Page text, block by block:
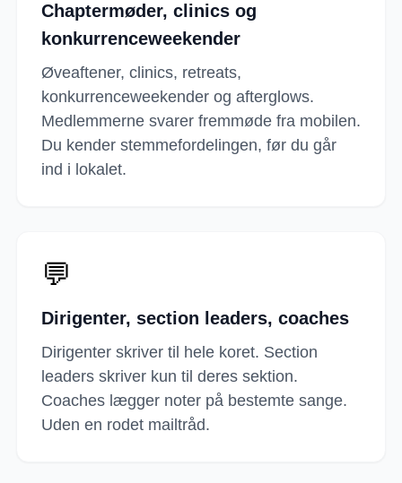
Chaptermøder, clinics og
konkurrenceweekender
Øveaftener, clinics, retreats,
konkurrenceweekender og afterglows.
Medlemmerne svarer fremmøde fra mobilen.
Du kender stemmefordelingen, før du går
ind i lokalet.
💬
Dirigenter, section leaders, coaches
Dirigenter skriver til hele koret. Section
leaders skriver kun til deres sektion.
Coaches lægger noter på bestemte sange.
Uden en rodet mailtråd.